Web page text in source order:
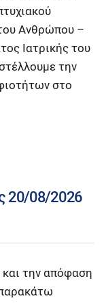
Ανθρώπου –
Ιατρικής του
την
στο
20/08/2026
την απόφαση